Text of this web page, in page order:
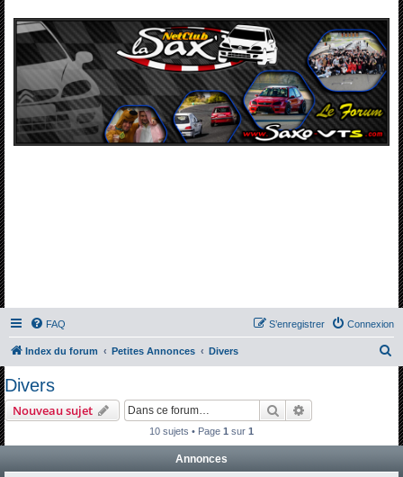
FAQ Connexion
S’enregistrer
Index du forum Petites Annonces Divers
Divers
Nouveau sujet RechercherRecherche
10 sujets • Page 1 sur 1
Annonces